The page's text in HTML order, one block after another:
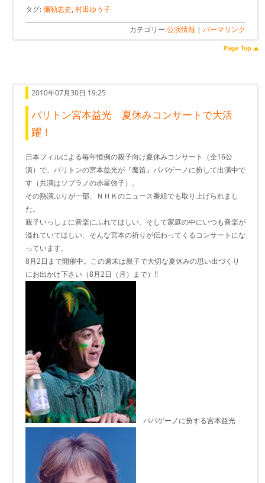
タグ:彌勒忠史, 村田ゆう子
カテゴリー:公演情報 | パーマリンク
2010年07月30日 19:25
バリトン宮本益光 夏休みコンサートで大活
躍！
日本フィルによる毎年恒例の親子向け夏休みコンサート（全16公
演）で、バリトンの宮本益光が『魔笛』パパゲーノに扮して出演中で
す（共演はソプラノの赤星啓子）。
その熱演ぶりが一部、ＮＨＫのニュース番組でも取り上げられまし
た。
親子いっしょに音楽にふれてほしい、そして家庭の中にいつも音楽が
溢れていてほしい、そんな宮本の祈りが伝わってくるコンサートにな
っています。
8月2日まで開催中。この週末は親子で大切な夏休みの思い出づくり
にお出かけ下さい（8月2日（月）まで）!!
パパゲーノに扮する宮本益光